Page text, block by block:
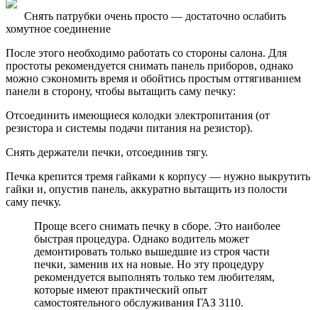
Снять патрубки очень просто — достаточно ослабить
хомутное соединение
После этого необходимо работать со стороны салона. Для
простоты рекомендуется снимать панель приборов, однако
можно сэкономить время и обойтись простым оттягиванием
панели в сторону, чтобы вытащить саму печку:
Отсоединить имеющиеся колодки электропитания (от
резистора и системы подачи питания на резистор).
Снять держатели печки, отсоединив тягу.
Печка крепится тремя гайками к корпусу — нужно выкрутить
гайки и, опустив панель, аккуратно вытащить из полости
саму печку.
Проще всего снимать печку в сборе. Это наиболее
быстрая процедура. Однако водитель может
демонтировать только вышедшие из строя части
печки, заменив их на новые. Но эту процедуру
рекомендуется выполнять только тем любителям,
которые имеют практический опыт
самостоятельного обслуживания ГАЗ 3110.